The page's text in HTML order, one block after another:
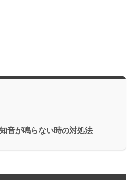
音が鳴らない時の対処法